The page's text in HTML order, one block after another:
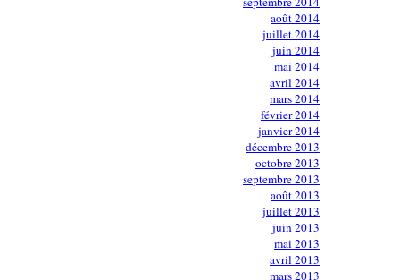
août 2014
juillet 2014
juin 2014
mai 2014
avril 2014
mars 2014
février 2014
janvier 2014
décembre 2013
octobre 2013
septembre 2013
août 2013
juillet 2013
juin 2013
mai 2013
avril 2013
mars 2013